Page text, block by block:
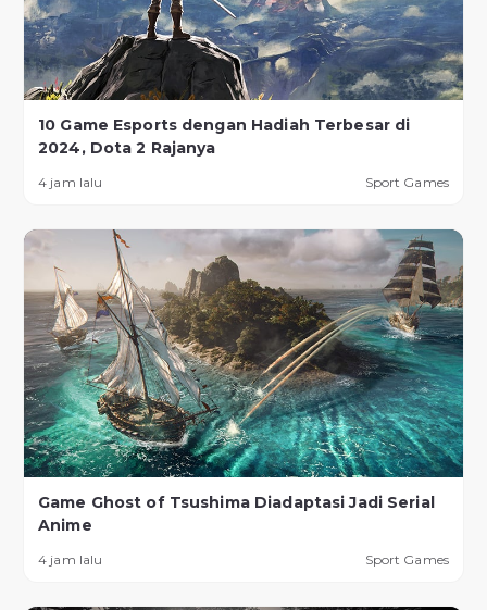
10 Game Esports dengan Hadiah Terbesar di
2024, Dota 2 Rajanya
4 jam lalu Sport Games
Game Ghost of Tsushima Diadaptasi Jadi Serial
Anime
4 jam lalu Sport Games